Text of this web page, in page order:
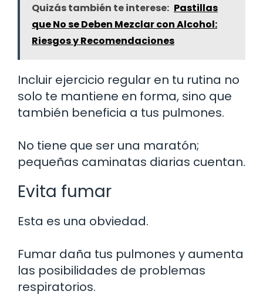
Quizás también te interese: Pastillas
que No se Deben Mezclar con Alcohol:
Riesgos y Recomendaciones
Incluir ejercicio regular en tu rutina no
solo te mantiene en forma, sino que
también beneficia a tus pulmones.
No tiene que ser una maratón;
pequeñas caminatas diarias cuentan.
Evita fumar
Esta es una obviedad.
Fumar daña tus pulmones y aumenta
las posibilidades de problemas
respiratorios.